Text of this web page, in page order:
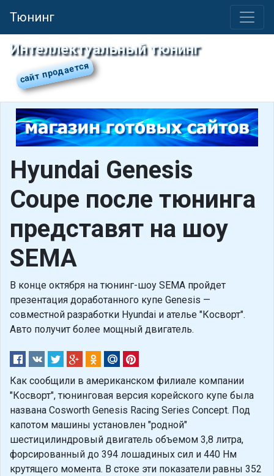
Тюнинг
Интеллектуальный тюнинг
Hyundai Genesis
Coupe после тюнинга
представят на шоу
SEMA
В конце октября на тюнинг-шоу SEMA пройдет
презентация доработанного купе Genesis —
совместной разработки Hyundai и ателье "Косворт".
Авто получит более мощный двигатель.
Как сообщили в американском филиале компании
"Косворт", тюнинговая версия корейского купе была
названа Cosworth Genesis Racing Series Concept. Под
капотом машины установлен "родной"
шестицилиндровый двигатель объемом 3,8 литра,
форсированный до 394 лошадиных сил и 440 Нм
крутящего момента. В стоке эти показатели равны 352